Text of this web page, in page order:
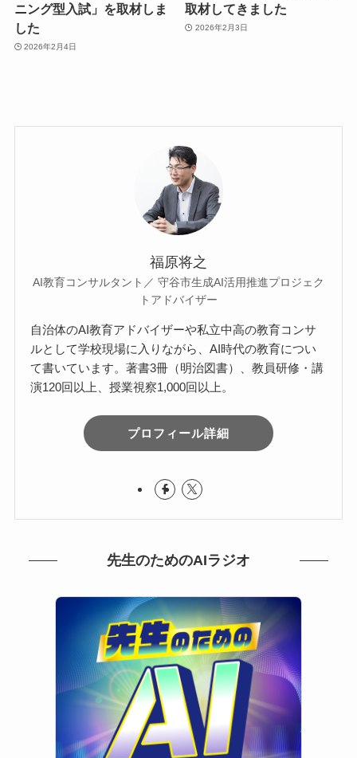
ニング型入試」を取材しま
した
2026年2月4日
取材してきました
2026年2月3日
福原将之
AI教育コンサルタント／ 守谷市生成AI活用推進プロジェク
トアドバイザー
自治体のAI教育アドバイザーや私立中高の教育コンサ
ルとして学校現場に入りながら、AI時代の教育につい
て書いています。著書3冊（明治図書）、教員研修・講
演120回以上、授業視察1,000回以上。
プロフィール詳細
先生のためのAIラジオ